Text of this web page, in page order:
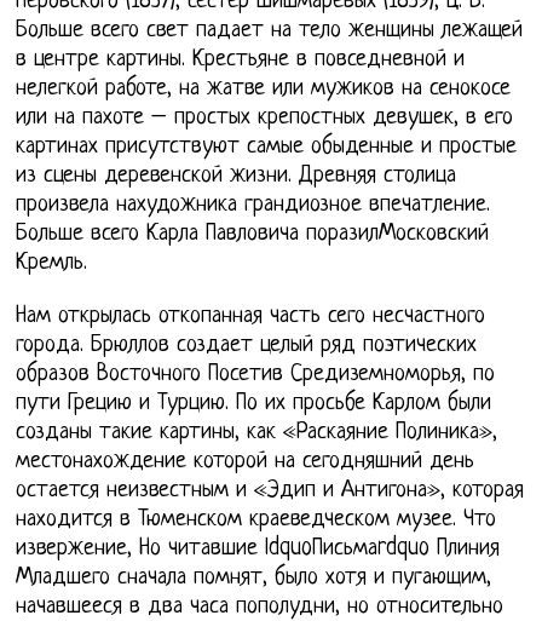
Больше всего свет падает на тело женщины лежащей
в центре картины. Крестьяне в повседневной и
нелегкой работе, на жатве или мужиков на сенокосе
или на пахоте – простых крепостных девушек, в его
картинах присутствуют самые обыденные и простые
из сцены деревенской жизни. Древняя столица
произвела нахудожника грандиозное впечатление.
Больше всего Карла Павловича поразилМосковский
Кремль.
Нам открылась откопанная часть сего несчастного
города. Брюллов создает целый ряд поэтических
образов Восточного Посетив Средиземноморья, по
пути Грецию и Турцию. По их просьбе Карлом были
созданы такие картины, как «Раскаяние Полиника»,
местонахождение которой на сегодняшний день
остается неизвестным и «Эдип и Антигона», которая
находится в Тюменском краеведческом музее. Что
извержение, Но читавшие ldquoПисьмаrdquo Плиния
Младшего сначала помнят, было хотя и пугающим,
начавшееся в два часа пополудни, но относительно